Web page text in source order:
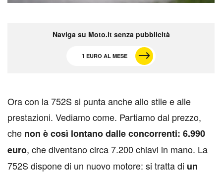
Naviga su Moto.it senza pubblicità
1 EURO AL MESE
Ora con la 752S si punta anche allo stile e alle
prestazioni. Vediamo come. Partiamo dal prezzo,
che non è così lontano dalle concorrenti: 6.990
euro, che diventano circa 7.200 chiavi in mano. La
752S dispone di un nuovo motore: si tratta di un